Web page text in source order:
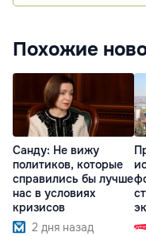
Похожие
Санду: Не вижу
политиков, которые
справились бы лучше
нас в условиях
кризисов
2 дня назад